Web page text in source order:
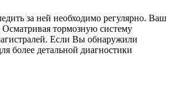
за ней необходимо регулярно. Ваш
тормозную систему
Если Вы обнаружили
более детальной диагностики